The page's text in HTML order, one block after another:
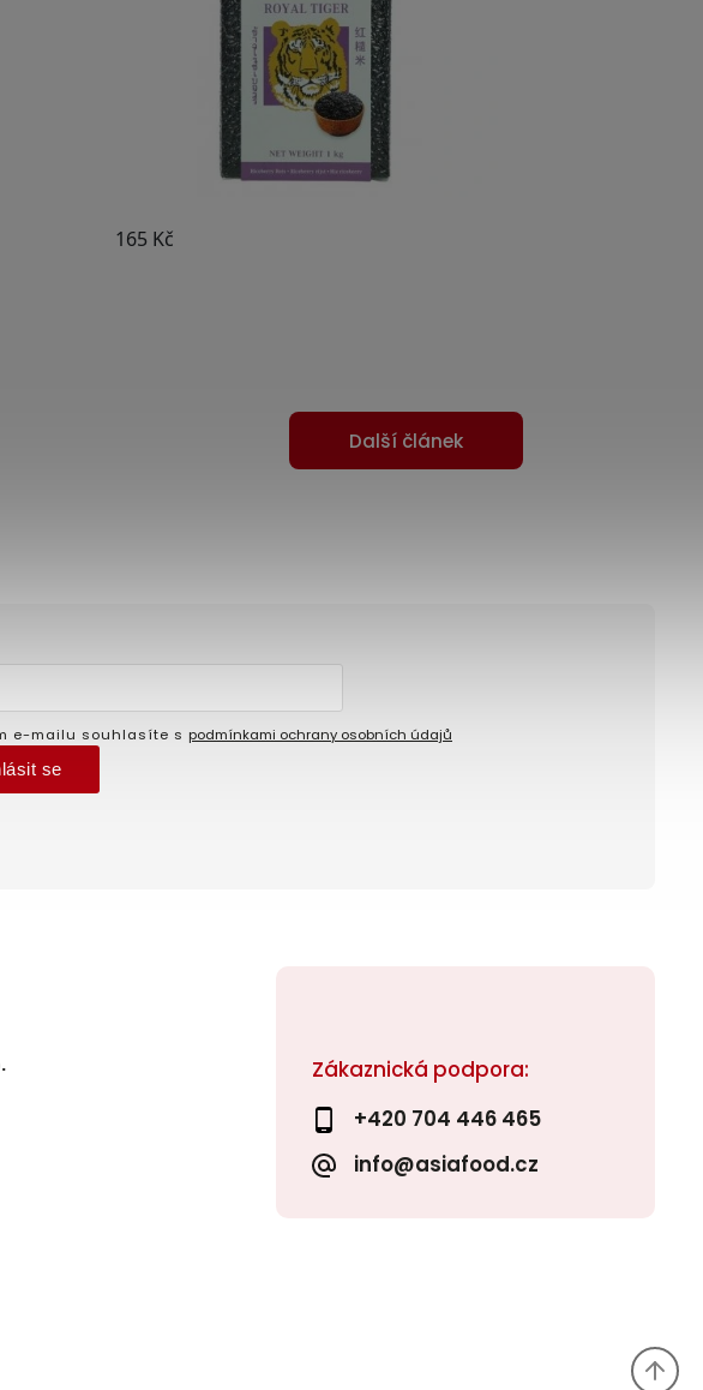
Další článek
Zákaznická podpora:
+420 704 446 465
info@asiafood.cz
e-mailu souhlasíte s podmínkami ochrany osobních údajů
se